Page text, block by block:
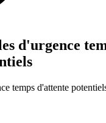
d'urgence
temps d'attente